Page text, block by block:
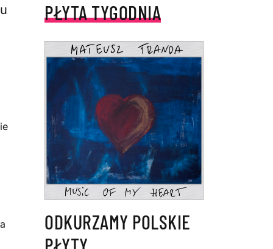
PŁYTA TYGODNIA
ODKURZAMY POLSKIE